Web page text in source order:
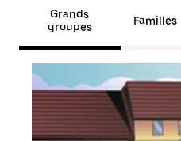
Grands
groupes
Familles